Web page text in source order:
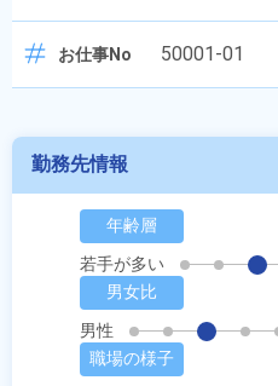
お仕事No 50001-01
勤務先情報
年齢層
若手が多い
男女比
男性
職場の様子